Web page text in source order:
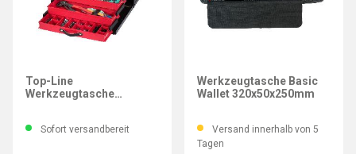
Top-Line
Werkzeugtasche
Sofort versandbereit
Werkzeugtasche Basic
Wallet 320x50x250mm
Versand innerhalb von 5
Tagen